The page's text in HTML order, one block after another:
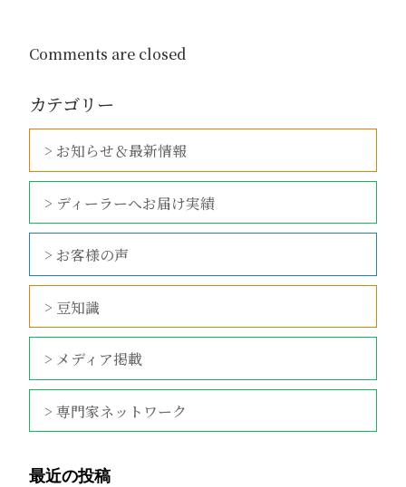
Comments are closed
カテゴリー
> お知らせ＆最新情報
> ディーラーへお届け実績
> お客様の声
> 豆知識
> メディア掲載
> 専門家ネットワーク
最近の投稿